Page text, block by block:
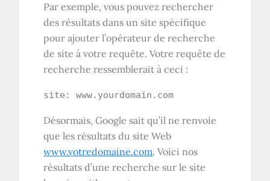
Par exemple, vous pouvez rechercher
des résultats dans un site spécifique
pour ajouter l’opérateur de recherche
de site à votre requête. Votre requête de
recherche ressemblerait à ceci :
site: www.yourdomain.com
Désormais, Google sait qu’il ne renvoie
que les résultats du site Web
www.votredomaine.com. Voici nos
résultats d’une recherche sur le site